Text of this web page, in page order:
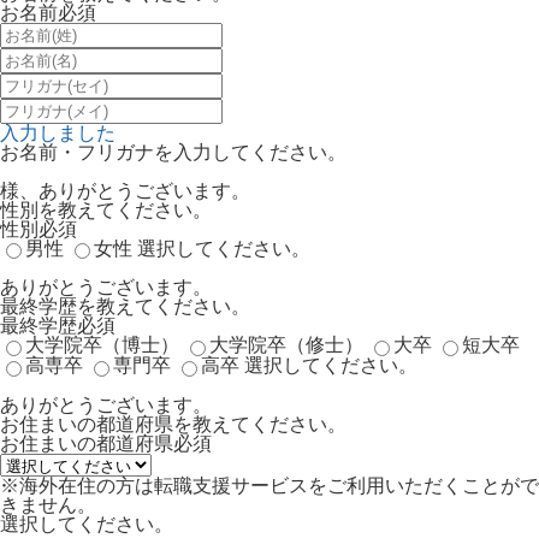
お名前必須
入力しました
お名前・フリガナを入力してください。
様、ありがとうございます。
性別を教えてください。
性別 必須
男性
女性 選択してください。
ありがとうございます。
最終学歴を教えてください。
最終学歴必須
大学院卒（博士）
大学院卒（修士） 大卒
短大卒
高専卒
専門卒 高卒 選択してください。
ありがとうございます。
お住まいの都道府県を教えてください。
お住まいの都道府県必須
※海外在住の方は転職支援サービスをご利用いただくことがで
きません。
選択してください。